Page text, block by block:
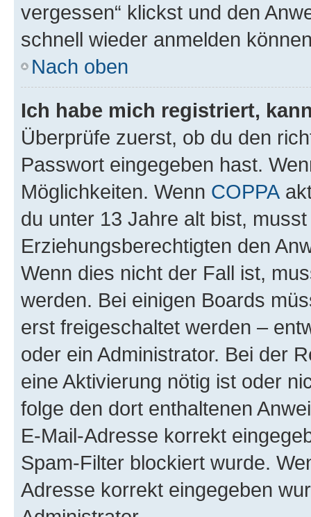
vergessen“ klickst und den
schnell wieder anmelden
Nach oben
Ich habe mich registriert,
Überprüfe zuerst, ob du den
Passwort eingegeben hast.
Möglichkeiten. Wenn COPPA
du unter 13 Jahre alt bist,
Erziehungsberechtigten den
Wenn dies nicht der Fall ist,
werden. Bei einigen Boards
erst freigeschaltet werden –
oder ein Administrator. Bei der
eine Aktivierung nötig ist oder
folge den dort enthaltenen
E-Mail-Adresse korrekt
Spam-Filter blockiert wurde.
Adresse korrekt eingegeben